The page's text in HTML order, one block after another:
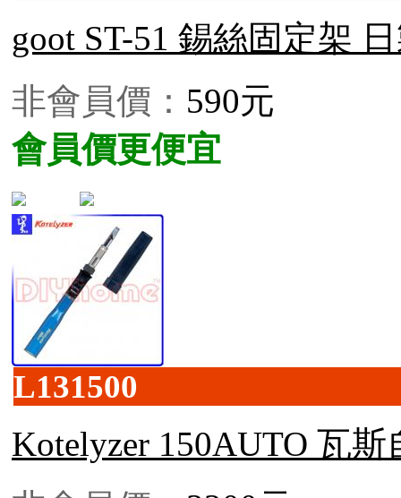
goot ST-51 錫絲固定架
非會員價： 590元
會員價更便宜
L131500
Kotelyzer 150AUTO 瓦